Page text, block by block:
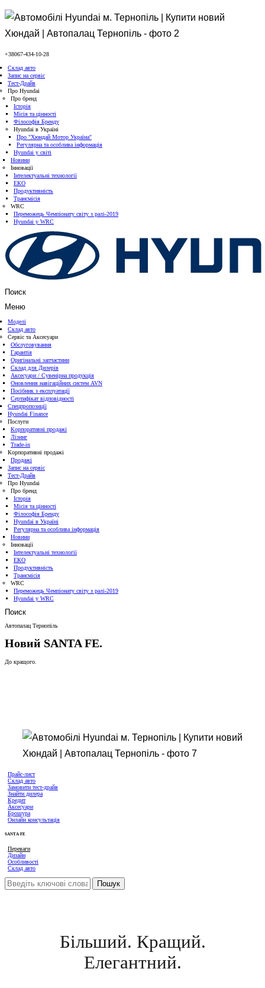
+38067-434-10-28
Склад авто
Запис на сервіс
Тест-Драйв
Про Hyundai
Про бренд
Історія
Місія та цінності
Філософія Бренду
Hyundai в Україні
Про "Хюндай Мотор Україна"
Регулярна та особлива інформація
Hyundai у світі
Новини
Інновації
Інтелектуальні технології
ЕКО
Продуктивність
Трансмісія
WRC
Переможець Чемпіонату світу з ралі-2019
Hyundai у WRC
Поиск
Меню
Моделі
Склад авто
Сервіс та Аксесуари
Обслуговування
Гарантія
Оригінальні запчастини
Склад для Дилерів
Аксесуари / Сувенірна продукція
Оновлення навігаційних систем AVN
Посібник з експлуатації
Сертифікат відповідності
Спецпропозиції
Hyundai Finance
Послуги
Корпоративні продажі
Лізинг
Trade-in
Корпоративні продажі
Продажі
Запис на сервіс
Тест-Драйв
Про Hyundai
Про бренд
Історія
Місія та цінності
Філософія Бренду
Hyundai в Україні
Регулярна та особлива інформація
Новини
Інновації
Інтелектуальні технології
ЕКО
Продуктивність
Трансмісія
WRC
Переможець Чемпіонату світу з ралі-2019
Hyundai у WRC
Поиск
Автопалац Тернопіль
Новий SANTA FE.
До кращого.
Прайс-лист
Склад авто
Замовити тест-драйв
Знайти дилера
Кредит
Аксесуари
Брошура
Онлайн консультація
SANTA FE
Переваги
Дизайн
Особливості
Склад авто
Більший. Кращий.
Елегантний.